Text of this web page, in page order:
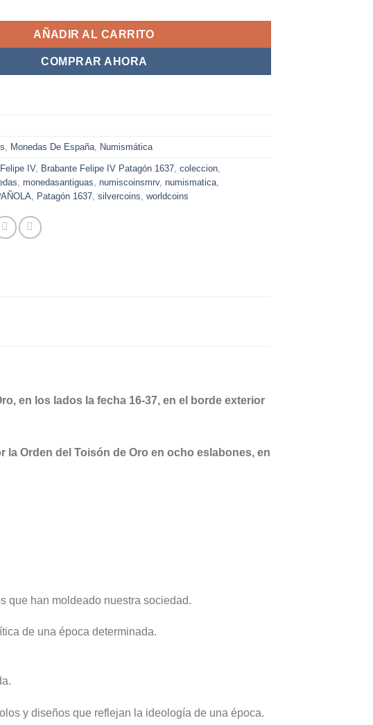
AÑADIR AL CARRITO
COMPRAR AHORA
, Monedas De España, Numismática
IV, Brabante Felipe IV Patagón 1637, coleccion,
, monedasantiguas, numiscoinsmrv, numismatica,
, Patagón 1637, silvercoins, worldcoins
en los lados la fecha 16-37, en el borde exterior
Orden del Toisón de Oro en ocho eslabones, en
que han moldeado nuestra sociedad.
de una época determinada.
y diseños que reflejan la ideología de una época.